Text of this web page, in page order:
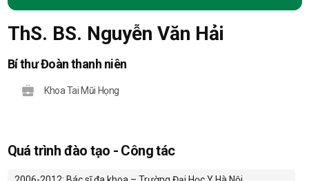
ThS. BS. Nguyễn Văn Hải
Bí thư Đoàn thanh niên
Khoa Tai Mũi Họng
Quá trình đào tạo - Công tác